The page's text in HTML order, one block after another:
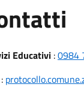
Educativi:0984
: